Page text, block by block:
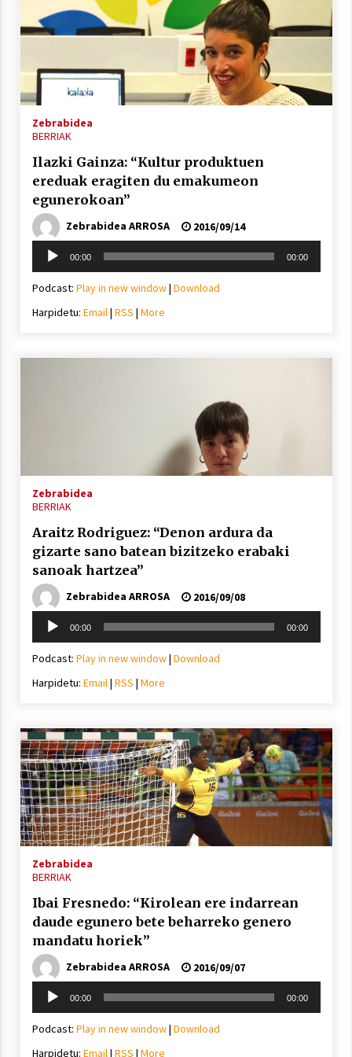
Zebrabidea
BERRIAK
Ilazki Gainza: “Kultur produktuen
ereduak eragiten du emakumeon
egunerokoan”
Zebrabidea ARROSA
2016/09/14
Soinu
erreproduzigailua
00:00 00:00
Podcast: Play in new window| Download
Harpidetu: Email| RSS | More
Zebrabidea
BERRIAK
Araitz Rodriguez: “Denon ardura da
gizarte sano batean bizitzeko erabaki
sanoak hartzea”
Zebrabidea ARROSA
2016/09/08
Soinu
erreproduzigailua
00:00 00:00
Podcast: Play in new window| Download
Harpidetu: Email| RSS | More
Zebrabidea
BERRIAK
Ibai Fresnedo: “Kirolean ere indarrean
daude egunero bete beharreko genero
mandatu horiek”
Zebrabidea ARROSA
2016/09/07
Soinu
erreproduzigailua
00:00 00:00
Podcast: Play in new window| Download
Harpidetu: Email| RSS | More